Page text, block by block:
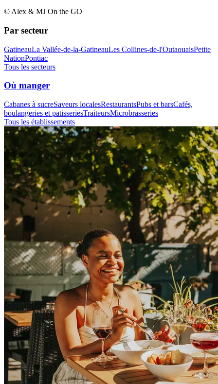
© Alex & MJ On the GO
Par secteur
GatineauLa Vallée-de-la-GatineauLes Collines-de-l'OutaouaisPetite
NationPontiac
Tous les secteurs
Où manger
Cabanes à sucreSaveurs localesRestaurantsPubs et barsCafés,
boulangeries et patisseriesTraiteursMicrobrasseries
Tous les établissements